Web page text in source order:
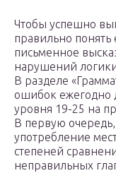
Чтобы успешно
правильно понять
письменное
нарушений
В разделе
ошибок ежегодно
уровня 19-25 на
В первую
употребление
степеней
неправильных